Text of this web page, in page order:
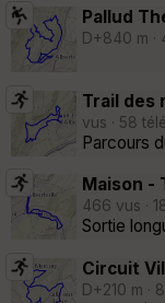
Pallud
D+840 m ·
Trail des
vus · 58
Parcours
Maison -
466 vus ·
Sortie
Circuit
D+210 m ·